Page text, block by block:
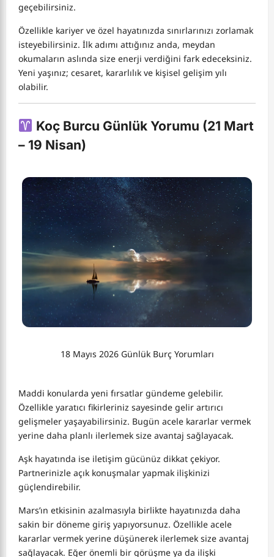
geçebilirsiniz.
Özellikle kariyer ve özel hayatınızda sınırlarınızı zorlamak
isteyebilirsiniz. İlk adımı attığınız anda, meydan
okumaların aslında size enerji verdiğini fark edeceksiniz.
Yeni yaşınız; cesaret, kararlılık ve kişisel gelişim yılı
olabilir.
Koç Burcu Günlük Yorumu (21 Mart
– 19 Nisan)
18 Mayıs 2026 Günlük Burç Yorumları
Maddi konularda yeni fırsatlar gündeme gelebilir.
Özellikle yaratıcı fikirleriniz sayesinde gelir artırıcı
gelişmeler yaşayabilirsiniz. Bugün acele kararlar vermek
yerine daha planlı ilerlemek size avantaj sağlayacak.
Aşk hayatında ise iletişim gücünüz dikkat çekiyor.
Partnerinizle açık konuşmalar yapmak ilişkinizi
güçlendirebilir.
Mars’ın etkisinin azalmasıyla birlikte hayatınızda daha
sakin bir döneme giriş yapıyorsunuz. Özellikle acele
kararlar vermek yerine düşünerek ilerlemek size avantaj
sağlayacak. Eğer önemli bir görüşme ya da ilişki